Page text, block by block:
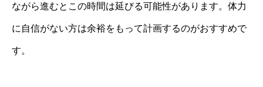
ながら進むとこの時間は延びる可能性があります。体力
に自信がない方は余裕をもって計画するのがおすすめで
す。